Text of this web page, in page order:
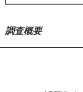
調査概要